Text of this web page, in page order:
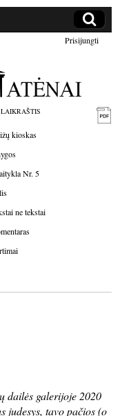
Prisijungti
kioskas
Nr. 5
ne tekstai
dailės galerijoje 2020
judesys, tavo pačios (o